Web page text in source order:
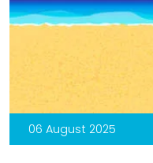
06 August 2025